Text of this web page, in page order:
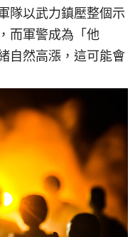
隊以武力鎮壓整個示
而軍警成為「他
自然高漲，這可能會